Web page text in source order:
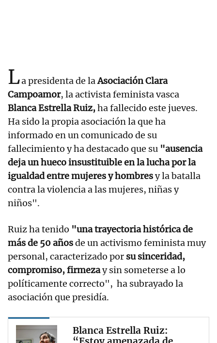
La presidenta de laAsociación Clara
Campoamor, la activista feminista vasca
Blanca Estrella Ruiz,ha fallecido este jueves.
Ha sido la propia asociación la que ha
informado en un comunicado de su
fallecimiento y ha destacado que su "ausencia
deja un hueco insustituible en la lucha por la
igualdad entre mujeres y hombresy la batalla
contra la violencia a las mujeres, niñas y
niños".
Ruiz ha tenido "una trayectoria histórica de
más de 50 añosde un activismo feminista muy
personal, caracterizado por su sinceridad,
compromiso, firmezay sin someterse a lo
políticamente correcto", ha subrayado la
asociación que presidía.
Blanca Estrella Ruiz: